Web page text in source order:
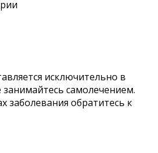
исключительно в
самолечением.
заболевания обратитесь к